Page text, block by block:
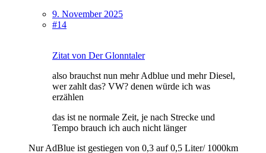
9. November 2025
#14
Zitat von Der Glonntaler
also brauchst nun mehr Adblue und mehr Diesel,
wer zahlt das? VW? denen würde ich was
erzählen
das ist ne normale Zeit, je nach Strecke und
Tempo brauch ich auch nicht länger
Nur AdBlue ist gestiegen von 0,3 auf 0,5 Liter/ 1000km